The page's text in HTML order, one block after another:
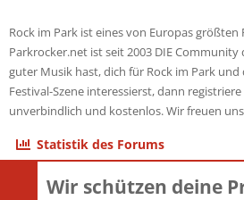
Rock im Park ist eines von Europas größten
Parkrocker.net ist seit 2003 DIE Community
guter Musik hast, dich für Rock im Park
Festival-Szene interessierst, dann
unverbindlich und kostenlos. Wir freuen
Statistik des Forums
ThemenWir schützen deine